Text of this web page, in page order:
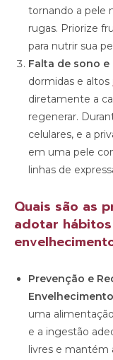
tornando a pele
rugas. Priorize
para nutrir sua
Falta de sono
dormidas e altos
diretamente a
regenerar.
celulares, e a
em uma pele
linhas de
Quais são as
adotar
Prevenção e
uma
e a ingestão
livres e mantém